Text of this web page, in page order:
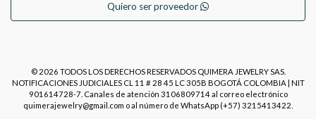
Quiero ser proveedor
© 2026 TODOS LOS DERECHOS RESERVADOS QUIMERA JEWELRY SAS.
NOTIFICACIONES JUDICIALES CL 11 # 28 45 LC 305B BOGOTÁ COLOMBIA | NIT
901614728-7. Canales de atención 3106809714 al correo electrónico
quimerajewelry@gmail.com o al número de WhatsApp (+57) 3215413422.